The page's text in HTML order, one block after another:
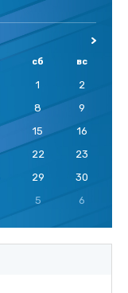
сб вс
1
2
8
9
15
16
22
23
29
30
5 6